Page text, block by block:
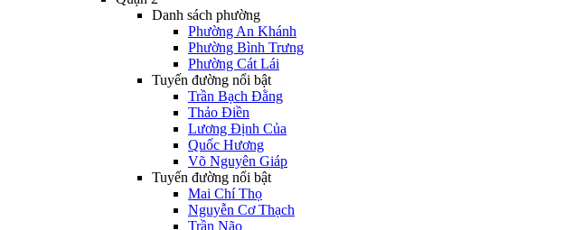
Danh sách phường
Phường An Khánh
Phường Bình Trưng
Phường Cát Lái
Tuyến đường nổi bật
Trần Bạch Đằng
Thảo Điền
Lương Định Của
Quốc Hương
Võ Nguyên Giáp
Tuyến đường nổi bật
Mai Chí Thọ
Nguyễn Cơ Thạch
Trần Não